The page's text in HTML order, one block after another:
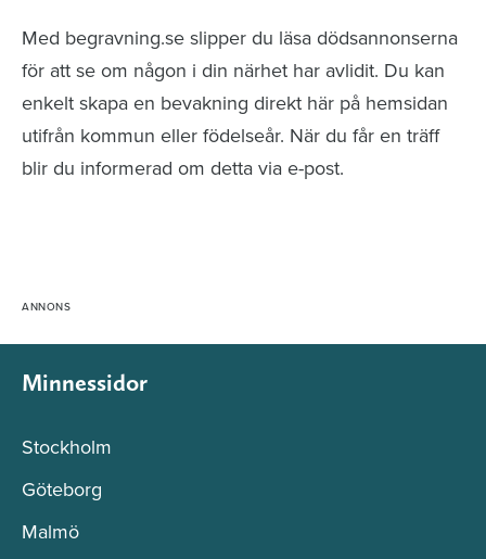
Med begravning.se slipper du läsa dödsannonserna
för att se om någon i din närhet har avlidit. Du kan
enkelt skapa en bevakning direkt här på hemsidan
utifrån kommun eller födelseår. När du får en träff
blir du informerad om detta via e-post.
Minnessidor
Stockholm
Göteborg
Malmö